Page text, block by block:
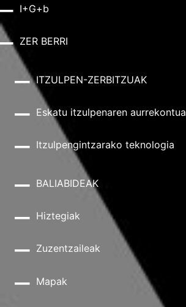
I+G+b
ZER BERRI
ITZULPEN-ZERBITZUAK
Eskatu itzulpenaren aurrekontua
Itzulpengintzarako teknologia
BALIABIDEAK
Hiztegiak
Zuzentzaileak
Mapak